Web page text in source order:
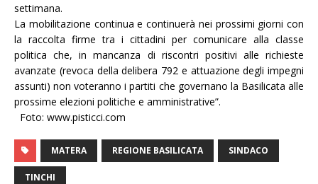
settimana.
La mobilitazione continua e continuerà nei prossimi giorni con
la raccolta firme tra i cittadini per comunicare alla classe
politica che, in mancanza di riscontri positivi alle richieste
avanzate (revoca della delibera 792 e attuazione degli impegni
assunti) non voteranno i partiti che governano la Basilicata alle
prossime elezioni politiche e amministrative”.
Foto: www.pisticci.com
MATERA REGIONE BASILICATA SINDACO
TINCHI